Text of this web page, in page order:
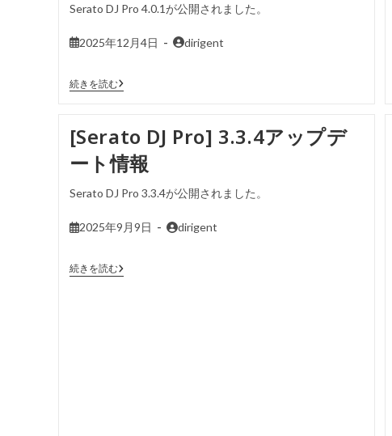
Serato DJ Pro 4.0.1が公開されました。
2025年12月4日 dirigent
続きを読む
[Serato DJ Pro] 3.3.4アップデ
ート情報
Serato DJ Pro 3.3.4が公開されました。
2025年9月9日 dirigent
続きを読む